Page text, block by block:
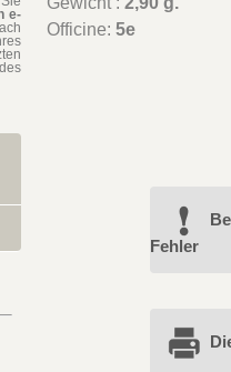
e-
Officine:5e
Fehler